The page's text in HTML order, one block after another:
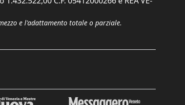
e l'adattamento totale o parziale.